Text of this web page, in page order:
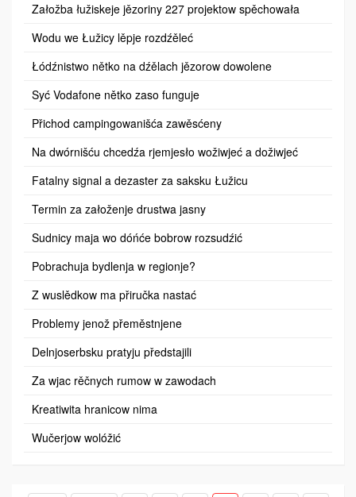
Załožba łužiskeje jězoriny 227 projektow spěchowała
Wodu we Łužicy lěpje rozdźěleć
Łódźnistwo nětko na dźělach jězorow dowolene
Syć Vodafone nětko zaso funguje
Přichod campingowanišća zawěsćeny
Na dwórnišću chcedźa rjemjesło wožiwjeć a dožiwjeć
Fatalny signal a dezaster za saksku Łužicu
Termin za załoženje drustwa jasny
Sudnicy maja wo dóńće bobrow rozsudźić
Pobrachuja bydlenja w regionje?
Z wuslědkow ma přiručka nastać
Problemy jenož přeměstnjene
Delnjoserbsku pratyju předstajili
Za wjac rěčnych rumow w zawodach
Kreatiwita hranicow nima
Wučerjow wolóžić